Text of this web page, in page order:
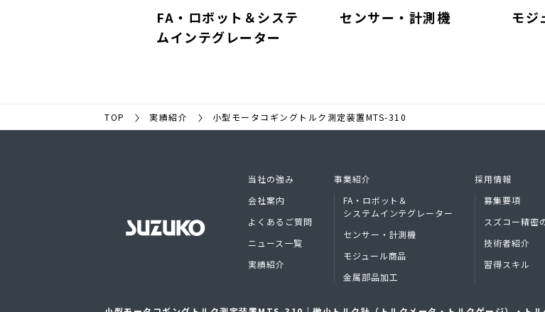
FA・ロボット＆システ
ムインテグレーター
センサー・計測機 モジ
TOP 実績紹介 小型モータコギングトルク測定装置MTS-310
当社の強み
会社案内
よくあるご質問
ニュース一覧
実績紹介
事業紹介
FA・ロボット＆
システムインテグレーター
センサー・計測機
モジュール商品
金属部品加工
採用情報
募集要項
スズコー精密
技術者紹介
習得スキル